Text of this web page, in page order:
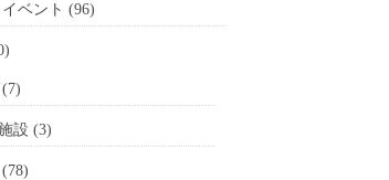
ベント (96)
設 (3)
(78)